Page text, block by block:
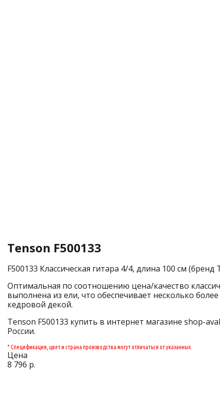
Tenson F500133
F500133 Классическая гитара 4/4, длина 100 см (бренд
Оптимальная по соотношению цена/качество
выполнена из ели, что обеспечивает несколько
кедровой декой.
Tenson F500133 купить в интернет магазине shop-
России.
* Спецификация, цвет и страна производства могут отличаться от указанных.
Цена
8 796 р.